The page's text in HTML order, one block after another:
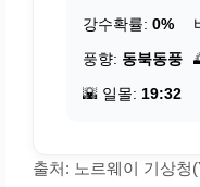
강수확률: 0%
풍향: 동북동풍
🌇 일몰: 19:32
출처: 노르웨이 기상청